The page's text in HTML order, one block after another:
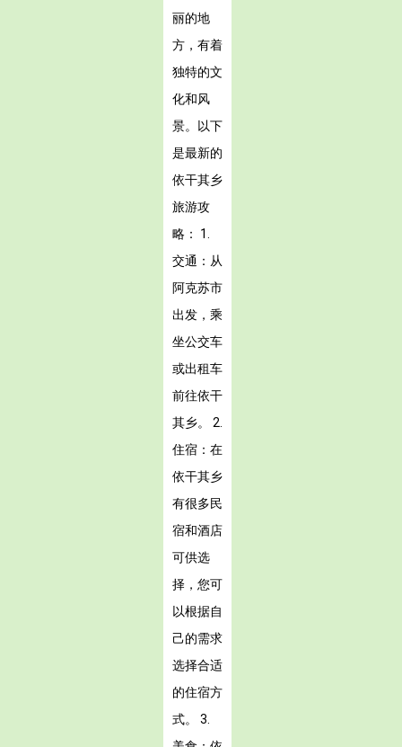
丽的地
方，有着
独特的文
化和风
景。以下
是最新的
依干其乡
旅游攻
略： 1.
交通：从
阿克苏市
出发，乘
坐公交车
或出租车
前往依干
其乡。 2.
住宿：在
依干其乡
有很多民
宿和酒店
可供选
择，您可
以根据自
己的需求
选择合适
的住宿方
式。 3.